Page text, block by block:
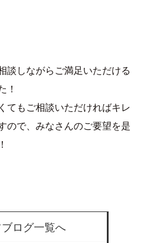
談しながらご満足いただける
！
てもご相談いただければキレ
ので、みなさんのご要望を是
ログ一覧へ